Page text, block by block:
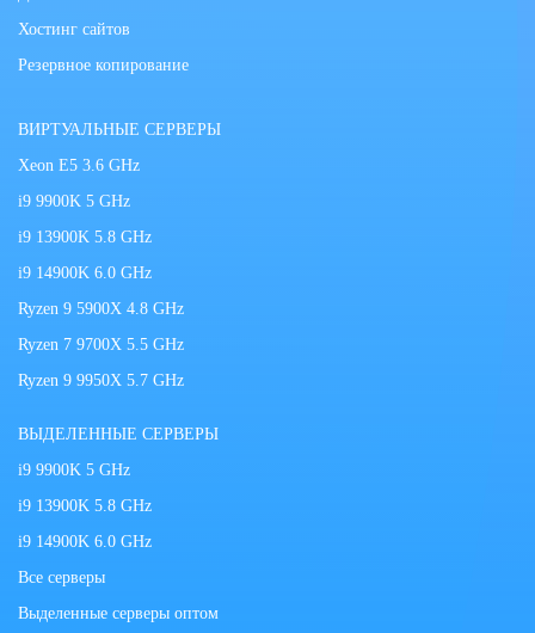
Хостинг сайтов
Резервное копирование
ВИРТУАЛЬНЫЕ СЕРВЕРЫ
Xeon E5 3.6 GHz
i9 9900K 5 GHz
i9 13900K 5.8 GHz
i9 14900K 6.0 GHz
Ryzen 9 5900X 4.8 GHz
Ryzen 7 9700X 5.5 GHz
Ryzen 9 9950X 5.7 GHz
ВЫДЕЛЕННЫЕ СЕРВЕРЫ
i9 9900K 5 GHz
i9 13900K 5.8 GHz
i9 14900K 6.0 GHz
Все серверы
Выделенные серверы оптом